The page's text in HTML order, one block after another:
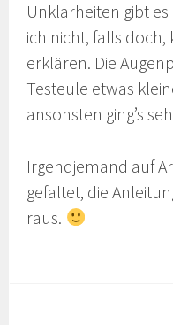
Unklarheiten gibt
ich nicht, falls doch,
erklären. Die
Testeule etwas
ansonsten ging’s
Irgendjemand auf
gefaltet, die
raus.